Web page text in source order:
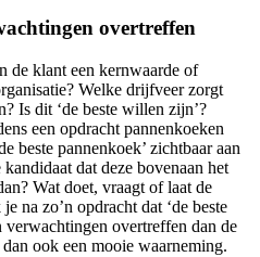
overtreffen
de klant een kernwaarde of
Welke drijfveer zorgt
Is dit ‘de beste willen zijn’?
een opdracht pannenkoeken
beste pannenkoek’ zichtbaar aan
dat deze bovenaan het
Wat doet, vraagt of laat de
na zo’n opdracht dat ‘de beste
overtreffen dan de
ook een mooie waarneming.